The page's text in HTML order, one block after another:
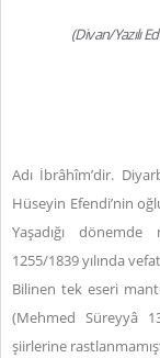
(Divan/Yazılı
Adı İbrâhîm’dir.
Hüseyin Efendi’nin
Yaşadığı
1255/1839 yılında
Bilinen tek eseri
(Mehmed Süreyyâ
şiirlerine